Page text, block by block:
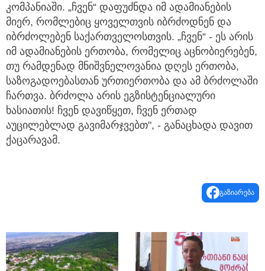
კომპანიაში. „ჩვენ“ დაფუძნდა იმ ადამიანების
მიერ, რომლებიც ყოველთვის იბრძოდნენ და
იბრძოლებენ საქართველოსთვის. „ჩვენ“ - ეს არის
იმ ადამიანების ერთობა, რომელიც აცნობიერებენ,
თუ რამდენად მნიშვნელოვანია დღეს ერთობა,
საზოგადოებასთან ურთიერთობა და ამ ბრძოლაში
ჩართვა. ბრძოლა არის ეგზისტენციალური
ხასიათის! ჩვენ დავიწყეთ, ჩვენ ერთად
აუცილებლად გავიმარჯვებთ", - განაცხადა დავით
ქაცარავამ.
გაზიარება